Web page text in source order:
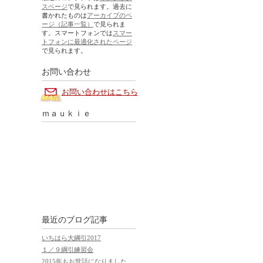
スページで見られます。過去に
書かれたものはアーカイブのペ
ージ（記事一覧） で見られま
す。スマートフォンでは スマー
トフォンに最適化されたページ
で見られます。
お問い合わせ
お問い合わせはこちら
ｍａｕｋｉｅ
最近のブログ記事
いちはら大綱引2017
１／９綱引練習会
2015年もお世話になりました